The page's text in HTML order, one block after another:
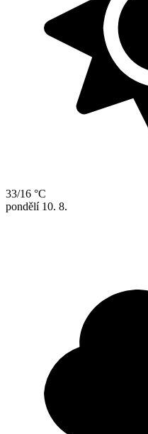
33/16 °C
pondělí 10. 8.